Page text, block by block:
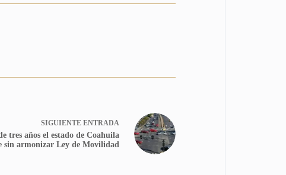
SIGUIENTE ENTRADA
tres años el estado de Coahuila
sin armonizar Ley de Movilidad